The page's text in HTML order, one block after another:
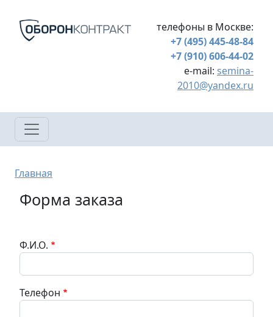
телефоны в Москве:
+7 (495) 445-48-84
+7 (910) 606-44-02
e-mail: semina-
2010@yandex.ru
Строка навигации
Главная
Форма заказа
Ф.И.О.
Телефон